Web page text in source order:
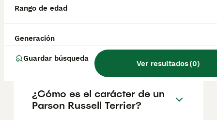
Rango de edad
Generación
Guardar búsqueda
Ver resultados(0)
una buena mascota?
¿Diferencias entre Jack
Russell y Parson Russell?
¿Cómo es el carácter de un
Parson Russell Terrier?